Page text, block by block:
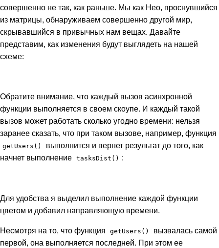
совершенно не так, как раньше. Мы как Нео, проснувшийся
из матрицы, обнаруживаем совершенно другой мир,
скрывавшийся в привычных нам вещах. Давайте
представим, как изменения будут выглядеть на нашей
схеме:
Обратите внимание, что каждый вызов асинхронной
функции выполняется в своем скоупе. И каждый такой
вызов может работать сколько угодно времени: нельзя
заранее сказать, что при таком вызове, например, функция
getUsers()
выполнится и вернет результат до того, как
начнет выполнение tasksDist() :
Для удобства я выделил выполнение каждой функции
цветом и добавил направляющую времени.
Несмотря на то, что функция getUsers()
вызвалась самой
первой, она выполняется последней. При этом ее